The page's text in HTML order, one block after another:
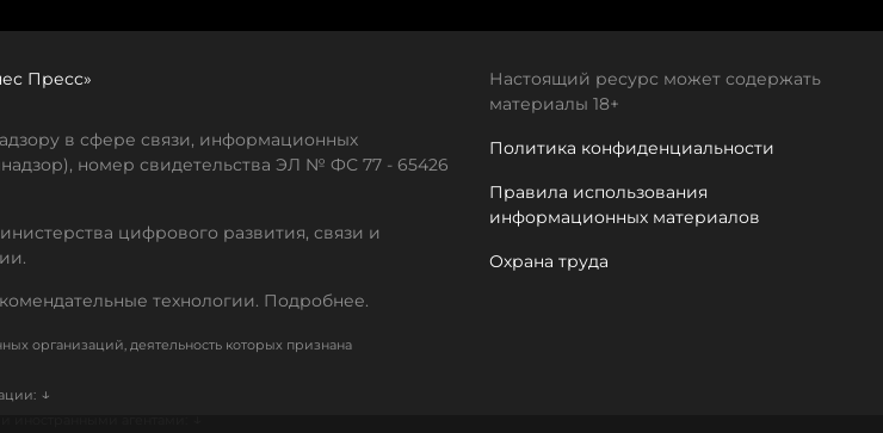
Пресс»
в сфере связи, информационных
номер свидетельства ЭЛ № ФС 77 - 65426
цифрового развития, связи и
технологии. Подробнее.
организаций, деятельность которых признана
↓
Настоящий ресурс может содержать
материалы 18+
Политика конфиденциальности
Правила использования
информационных материалов
Охрана труда